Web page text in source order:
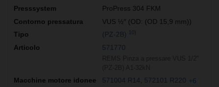
ProPress 304 FKM
VUS ½″ (OD: (OD 15,9 mm))
(PZ-2B)
10)
571770
571004 R14 572101 R220 +6